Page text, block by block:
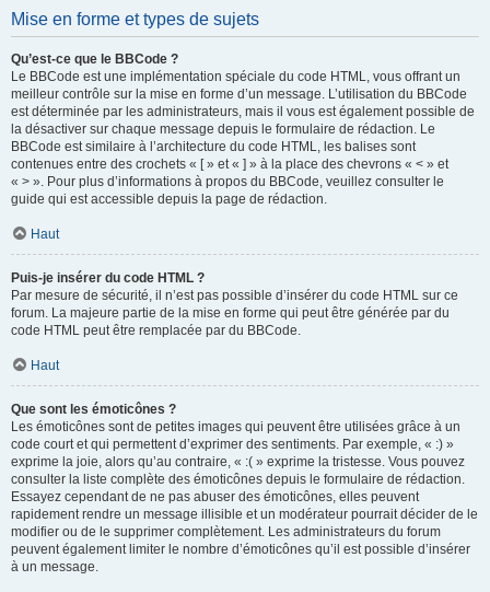
Mise en forme et types de sujets
Qu’est-ce que le BBCode ?
Le BBCode est une implémentation spéciale du code HTML, vous offrant un
meilleur contrôle sur la mise en forme d’un message. L’utilisation du BBCode
est déterminée par les administrateurs, mais il vous est également possible de
la désactiver sur chaque message depuis le formulaire de rédaction. Le
BBCode est similaire à l’architecture du code HTML, les balises sont
contenues entre des crochets « [ » et « ] » à la place des chevrons « < » et
« > ». Pour plus d’informations à propos du BBCode, veuillez consulter le
guide qui est accessible depuis la page de rédaction.
Haut
Puis-je insérer du code HTML ?
Par mesure de sécurité, il n’est pas possible d’insérer du code HTML sur ce
forum. La majeure partie de la mise en forme qui peut être générée par du
code HTML peut être remplacée par du BBCode.
Haut
Que sont les émoticônes ?
Les émoticônes sont de petites images qui peuvent être utilisées grâce à un
code court et qui permettent d’exprimer des sentiments. Par exemple, « :) »
exprime la joie, alors qu’au contraire, « :( » exprime la tristesse. Vous pouvez
consulter la liste complète des émoticônes depuis le formulaire de rédaction.
Essayez cependant de ne pas abuser des émoticônes, elles peuvent
rapidement rendre un message illisible et un modérateur pourrait décider de le
modifier ou de le supprimer complètement. Les administrateurs du forum
peuvent également limiter le nombre d’émoticônes qu’il est possible d’insérer
à un message.